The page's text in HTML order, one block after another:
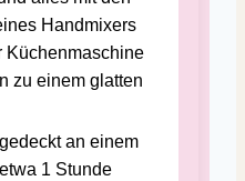
Handmixers
Küchenmaschine
zu einem glatten
an einem
1 Stunde